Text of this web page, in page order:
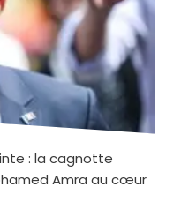
: la cagnotte
Amra au cœur